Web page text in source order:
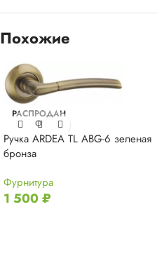
Похожие
РАСПРОДАН
О
Ручка ARDEA TL ABG-6 зеленая
бронза
Фурнитура
1 500₽